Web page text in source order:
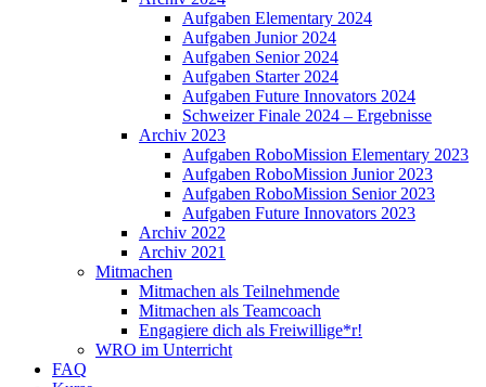
Aufgaben Elementary 2024
Aufgaben Junior 2024
Aufgaben Senior 2024
Aufgaben Starter 2024
Aufgaben Future Innovators 2024
Schweizer Finale 2024 – Ergebnisse
Archiv 2023
Aufgaben RoboMission Elementary 2023
Aufgaben RoboMission Junior 2023
Aufgaben RoboMission Senior 2023
Aufgaben Future Innovators 2023
Archiv 2022
Archiv 2021
Mitmachen
Mitmachen als Teilnehmende
Mitmachen als Teamcoach
Engagiere dich als Freiwillige*r!
WRO im Unterricht
FAQ